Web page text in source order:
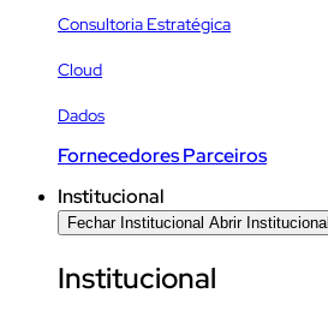
Consultoria Estratégica
Cloud
Dados
Fornecedores Parceiros
Institucional
Fechar Institucional Abrir Institucional
Institucional